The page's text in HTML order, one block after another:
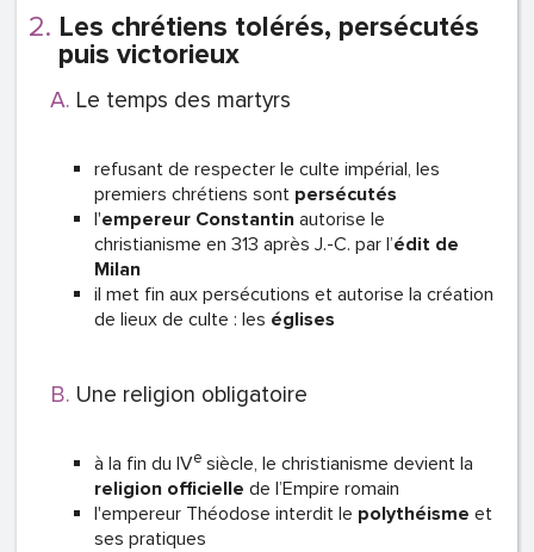
Les chrétiens tolérés, persécutés
puis victorieux
Le temps des martyrs
refusant de respecter le culte impérial, les
premiers chrétiens sont persécutés
l'empereur Constantin autorise le
christianisme en 313 après J.-C. par l’édit de
Milan
il met fin aux persécutions et autorise la création
de lieux de culte : les églises
Une religion obligatoire
à la fin du IVe siècle, le christianisme devient la
religion officielle de l’Empire romain
l'empereur Théodose interdit le polythéisme et
ses pratiques